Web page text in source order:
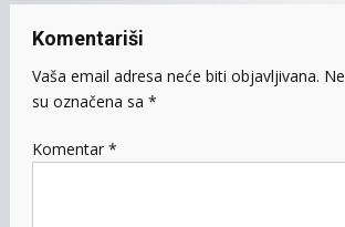
Komentariši
Vaša email adresa neće biti objavljivana.
su označena sa *
Komentar *